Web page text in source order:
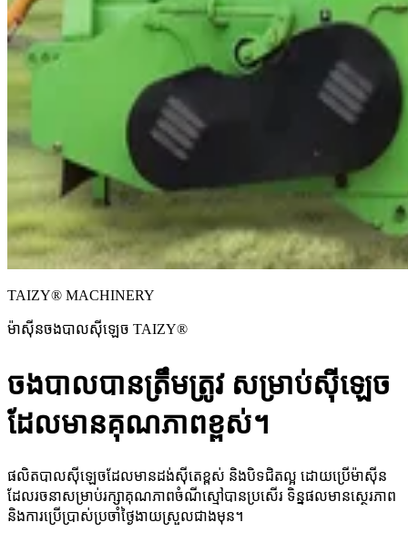
TAIZY® MACHINERY
ម៉ាស៊ីនចងបាលស៊ីឡេច TAIZY®
ចងបាលបានត្រឹមត្រូវ សម្រាប់ស៊ីឡេច
ដែលមានគុណភាពខ្ពស់។
ផលិតបាលស៊ីឡេចដែលមានដង់ស៊ីតេខ្ពស់ និងបិទជិតល្អ ដោយប្រើម៉ាស៊ីន
ដែលរចនាសម្រាប់រក្សាគុណភាពចំណីស្មៅបានប្រសើរ ទិន្នផលមានស្ថេរភាព
និងការប្រើប្រាស់ប្រចាំថ្ងៃងាយស្រួលជាងមុន។